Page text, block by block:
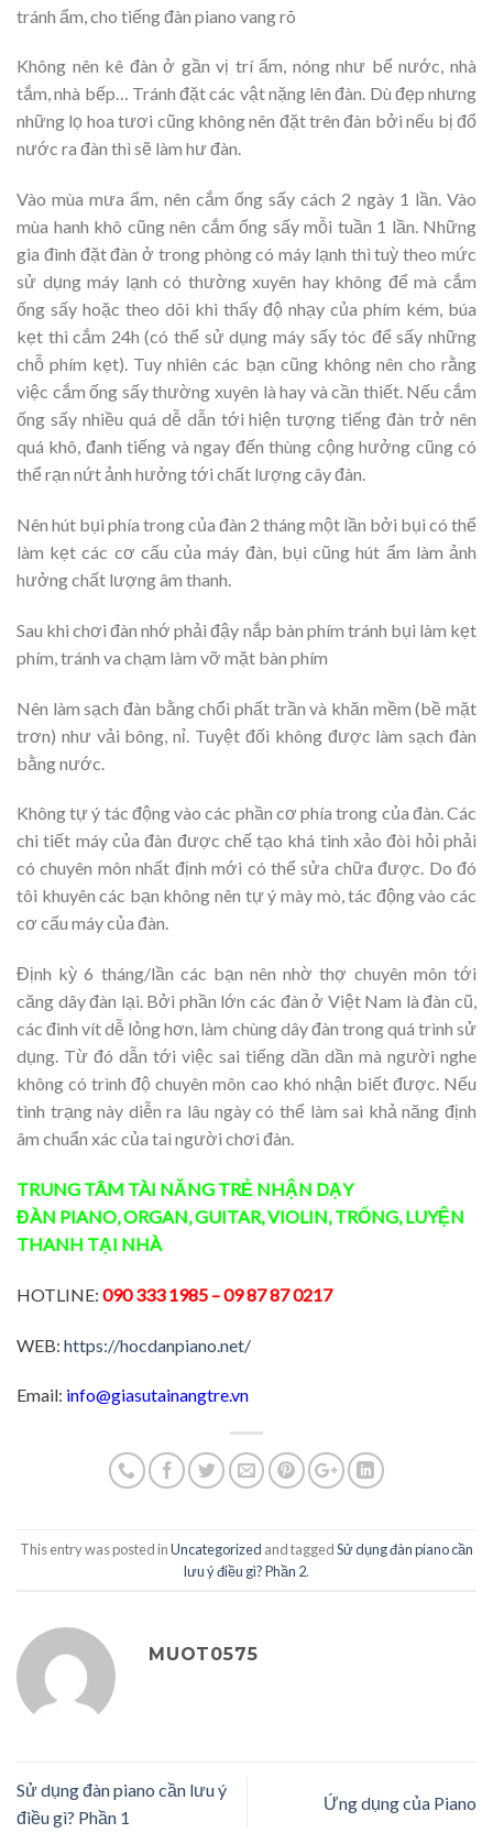
tránh ẩm, cho tiếng đàn piano vang rõ
Không nên kê đàn ở gần vị trí ẩm, nóng như bể nước, nhà
tắm, nhà bếp… Tránh đặt các vật nặng lên đàn. Dù đẹp nhưng
những lọ hoa tươi cũng không nên đặt trên đàn bởi nếu bị đổ
nước ra đàn thì sẽ làm hư đàn.
Vào mùa mưa ẩm, nên cắm ống sấy cách 2 ngày 1 lần. Vào
mùa hanh khô cũng nên cắm ống sấy mỗi tuần 1 lần. Những
gia đình đặt đàn ở trong phòng có máy lạnh thì tuỳ theo mức
sử dụng máy lạnh có thường xuyên hay không để mà cắm
ống sấy hoặc theo dõi khi thấy độ nhạy của phím kém, búa
kẹt thì cắm 24h (có thể sử dụng máy sấy tóc để sấy những
chỗ phím kẹt). Tuy nhiên các bạn cũng không nên cho rằng
việc cắm ống sấy thường xuyên là hay và cần thiết. Nếu cắm
ống sấy nhiều quá dễ dẫn tới hiện tượng tiếng đàn trở nên
quá khô, đanh tiếng và ngay đến thùng cộng hưởng cũng có
thể rạn nứt ảnh hưởng tới chất lượng cây đàn.
Nên hút bụi phía trong của đàn 2 tháng một lần bởi bụi có thể
làm kẹt các cơ cấu của máy đàn, bụi cũng hút ẩm làm ảnh
hưởng chất lượng âm thanh.
Sau khi chơi đàn nhớ phải đậy nắp bàn phím tránh bụi làm kẹt
phím, tránh va chạm làm vỡ mặt bàn phím
Nên làm sạch đàn bằng chổi phất trần và khăn mềm (bề mặt
trơn) như vải bông, nỉ. Tuyệt đối không được làm sạch đàn
bằng nước.
Không tự ý tác động vào các phần cơ phía trong của đàn. Các
chi tiết máy của đàn được chế tạo khá tinh xảo đòi hỏi phải
có chuyên môn nhất định mới có thể sửa chữa được. Do đó
tôi khuyên các bạn không nên tự ý mày mò, tác động vào các
cơ cấu máy của đàn.
Định kỳ 6 tháng/lần các bạn nên nhờ thợ chuyên môn tới
căng dây đàn lại. Bởi phần lớn các đàn ở Việt Nam là đàn cũ,
các đinh vít dễ lỏng hơn, làm chùng dây đàn trong quá trình sử
dụng. Từ đó dẫn tới việc sai tiếng dần dần mà người nghe
không có trình độ chuyên môn cao khó nhận biết được. Nếu
tình trạng này diễn ra lâu ngày có thể làm sai khả năng định
âm chuẩn xác của tai người chơi đàn.
TRUNG TÂM TÀI NĂNG TRẺ NHẬN DẠY
ĐÀN PIANO,ORGAN,GUITAR,VIOLIN,TRỐNG,LUYỆN
THANH TẠI NHÀ
HOTLINE: 090 333 1985 – 09 87 87 0217
WEB: https://hocdanpiano.net/
Email: info@giasutainangtre.vn
This entry was posted inUncategorized and taggedSử dụng đàn piano cần
lưu ý điều gì? Phần 2.
MUOT0575
Sử dụng đàn piano cần lưu ý
điều gì? Phần 1
Ứng dụng của Piano